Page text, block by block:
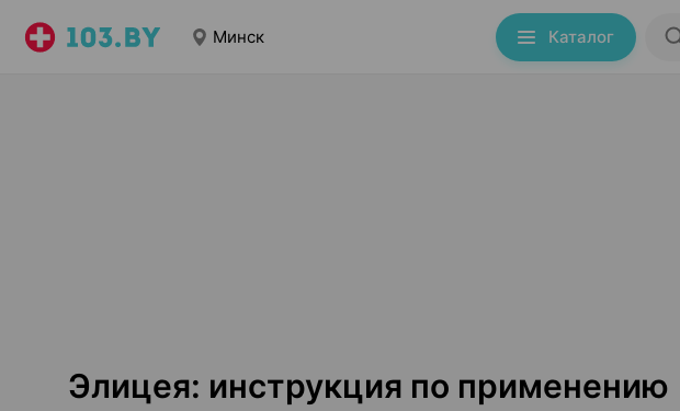
Минск Каталог
Элицея: инструкция по применению